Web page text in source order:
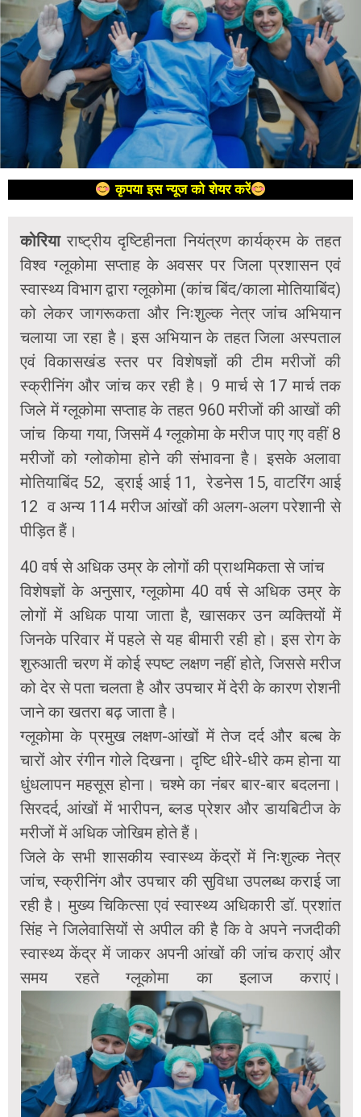
कृपया इस न्यूज को शेयर करें
कोरियाराष्ट्रीय दृष्टिहीनता नियंत्रण कार्यक्रम के तहत
विश्व ग्लूकोमा सप्ताह के अवसर पर जिला प्रशासन एवं
स्वास्थ्य विभाग द्वारा ग्लूकोमा (कांच बिंद/काला मोतियाबिंद)
को लेकर जागरूकता और निःशुल्क नेत्र जांच अभियान
चलाया जा रहा है। इस अभियान के तहत जिला अस्पताल
एवं विकासखंड स्तर पर विशेषज्ञों की टीम मरीजों की
स्क्रीनिंग और जांच कर रही है। 9 मार्च से 17 मार्च तक
जिले में ग्लूकोमा सप्ताह के तहत 960 मरीजों की आखों की
जांच किया गया, जिसमें 4 ग्लूकोमा के मरीज पाए गए वहीं 8
मरीजों को ग्लोकोमा होने की संभावना है। इसके अलावा
मोतियाबिंद 52, ड्राई आई 11, रेडनेस 15, वाटरिंग आई
12 व अन्य 114 मरीज आंखों की अलग-अलग परेशानी से
पीड़ित हैं।
40 वर्ष से अधिक उम्र के लोगों की प्राथमिकता से जांच
विशेषज्ञों के अनुसार, ग्लूकोमा 40 वर्ष से अधिक उम्र के
लोगों में अधिक पाया जाता है, खासकर उन व्यक्तियों में
जिनके परिवार में पहले से यह बीमारी रही हो। इस रोग के
शुरुआती चरण में कोई स्पष्ट लक्षण नहीं होते, जिससे मरीज
को देर से पता चलता है और उपचार में देरी के कारण रोशनी
जाने का खतरा बढ़ जाता है।
ग्लूकोमा के प्रमुख लक्षण-आंखों में तेज दर्द और बल्ब के
चारों ओर रंगीन गोले दिखना। दृष्टि धीरे-धीरे कम होना या
धुंधलापन महसूस होना। चश्मे का नंबर बार-बार बदलना।
सिरदर्द, आंखों में भारीपन, ब्लड प्रेशर और डायबिटीज के
मरीजों में अधिक जोखिम होते हैं।
जिले के सभी शासकीय स्वास्थ्य केंद्रों में निःशुल्क नेत्र
जांच, स्क्रीनिंग और उपचार की सुविधा उपलब्ध कराई जा
रही है। मुख्य चिकित्सा एवं स्वास्थ्य अधिकारी डॉ. प्रशांत
सिंह ने जिलेवासियों से अपील की है कि वे अपने नजदीकी
स्वास्थ्य केंद्र में जाकर अपनी आंखों की जांच कराएं और
समय रहते ग्लूकोमा का इलाज कराएं।